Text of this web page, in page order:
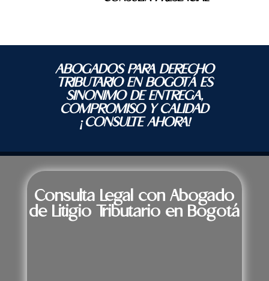
ABOGADOS PARA DERECHO
TRIBUTARIO EN BOGOTÁ ES
SINONIMO DE ENTREGA,
COMPROMISO Y CALIDAD
¡CONSULTE AHORA!
Consulta Legal con Abogado
de Litigio Tributario en Bogotá